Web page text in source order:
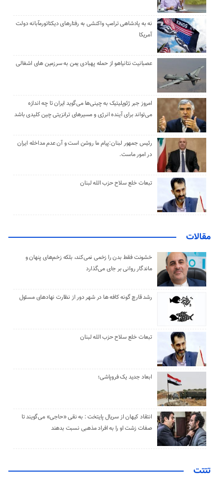
نه به پادشاهی ترامپ واکنشی به رفتارهای دیکتاتورمآبانه دولت
آمریکا
عصبانیت نتانیاهو از حمله پهبادی یمن به سرزمین های اشغالی
امروز جبر ژئوپلیتیک به چینی‌ها می‌گوید ایران تا چه اندازه
می‌تواند برای آینده انرژی و مسیرهای ترانزیتی چین کلیدی باشد
رئیس جمهور لبنان:پیام ما روشن است و آن عدم مداخله ایران
در امور ماست.
تبعات خلع سلاح حزب الله لبنان
مقالات
خشونت فقط بدن را زخمی نمی‌کند، بلکه زخم‌های پنهان و
ماندگار روانی بر جای می‌گذارد
رشد قارچ گونه کافه ها در شهر دور از نظارت نهادهای مسئول
تبعات خلع سلاح حزب الله لبنان
ابعاد جدید یک فروپاشی؛
انتقاد کیهان از سریال پایتخت : به نقی «حاجی» می‌گویند تا
صفات زشت او را به افراد مذهبی نسبت بدهند
تتتت